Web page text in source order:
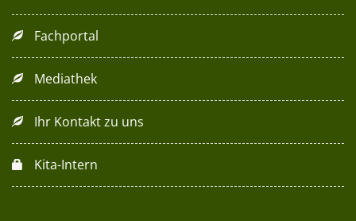
Fachportal
Mediathek
Ihr Kontakt zu uns
Kita-Intern